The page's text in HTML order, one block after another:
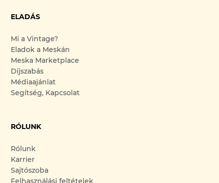
ELADÁS
Mi a Vintage?
Eladok a Meskán
Meska Marketplace
Díjszabás
Médiaajánlat
Segítség, Kapcsolat
RÓLUNK
Rólunk
Karrier
Sajtószoba
Felhasználási feltételek